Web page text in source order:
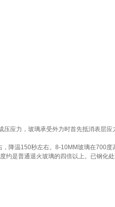
应力，玻璃承受外力时首先抵消表层
降温150秒左右。8-10MM玻璃在700
是普通退火玻璃的四倍以上。已钢化处